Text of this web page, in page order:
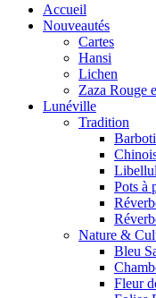
Accueil
Nouveautés
Cartes
Hansi
Lichen
Zaza Rouge
Lunéville
Tradition
Pots à
Nature &
Bleu
Fleur